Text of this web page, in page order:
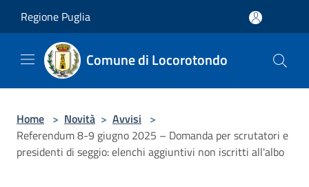
Regione Puglia
Comune di Locorotondo
Home > Novità > Avvisi >
Referendum 8-9 giugno 2025 – Domanda per scrutatori e
presidenti di seggio: elenchi aggiuntivi non iscritti all'albo